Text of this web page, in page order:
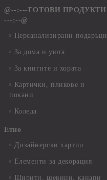
@--:---ГОТОВИ ПРОДУКТИ
---:--@
Персанализирани подаръци
За дома и уюта
За книгите и хората
Картички, пликове и
покани
Коледа
Етно
Дизайнерски хартии
Елементи за декорация
Ширити, шевици, канапи